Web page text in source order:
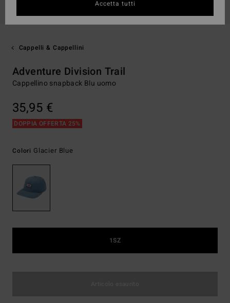
Cappelli & Cappellini
Adventure Division Trail
Cappellino snapback Blu uomo
35,95 €
DOPPIA OFFERTA 25%
Colori Glacier Blue
1SZ
Accetta tutti